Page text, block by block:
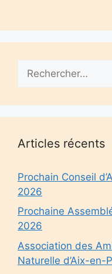
Articles récents
Prochain Conseil
2026
Prochaine
2026
Association des
Naturelle d’Aix-en-